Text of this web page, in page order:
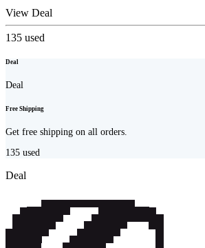
View Deal
135 used
Deal
Deal
Free Shipping
Get free shipping on all orders.
135 used
Deal